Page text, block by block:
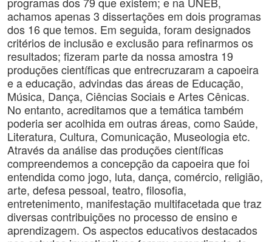
achamos apenas 3 dissertações em dois programas
dos 16 que temos. Em seguida, foram designados
critérios de inclusão e exclusão para refinarmos os
resultados; fizeram parte da nossa amostra 19
produções científicas que entrecruzaram a capoeira
e a educação, advindas das áreas de Educação,
Música, Dança, Ciências Sociais e Artes Cênicas.
No entanto, acreditamos que a temática também
poderia ser acolhida em outras áreas, como Saúde,
Literatura, Cultura, Comunicação, Museologia etc.
Através da análise das produções científicas
compreendemos a concepção da capoeira que foi
entendida como jogo, luta, dança, comércio, religião,
arte, defesa pessoal, teatro, filosofia,
entretenimento, manifestação multifacetada que traz
diversas contribuições no processo de ensino e
aprendizagem. Os aspectos educativos destacados